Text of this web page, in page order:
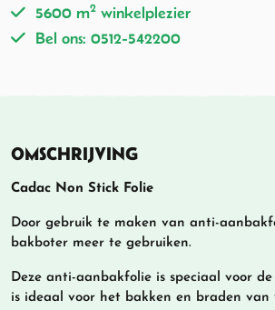
5600 m2 winkelplezier
Bel ons: 0512-542200
OMSCHRIJVING
Cadac Non Stick Folie
Door gebruik te maken van anti-
bakboter meer te gebruiken.
Deze anti-aanbakfolie is speciaal voor
is ideaal voor het bakken en braden van